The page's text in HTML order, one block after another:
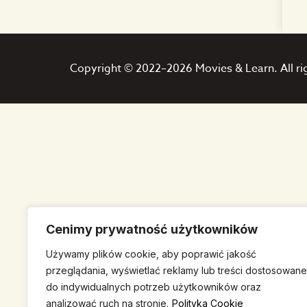
Cenimy prywatność użytkowników
Używamy plików cookie, aby poprawić jakość
przeglądania, wyświetlać reklamy lub treści dostosowane
do indywidualnych potrzeb użytkowników oraz
analizować ruch na stronie. Polityka Cookie
Copyright © 2022–2026 Movies & Learn. All